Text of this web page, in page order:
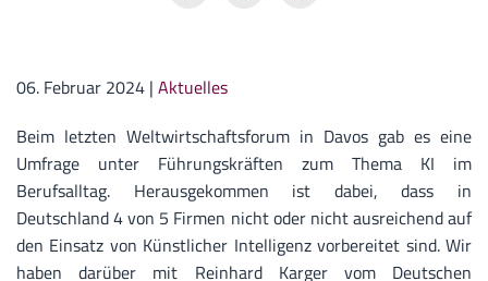
06. Februar 2024 | Aktuelles
Beim letzten Weltwirtschaftsforum in Davos gab es eine
Umfrage unter Führungskräften zum Thema KI im
Berufsalltag. Herausgekommen ist dabei, dass in
Deutschland 4 von 5 Firmen nicht oder nicht ausreichend auf
den Einsatz von Künstlicher Intelligenz vorbereitet sind. Wir
haben darüber mit Reinhard Karger vom Deutschen